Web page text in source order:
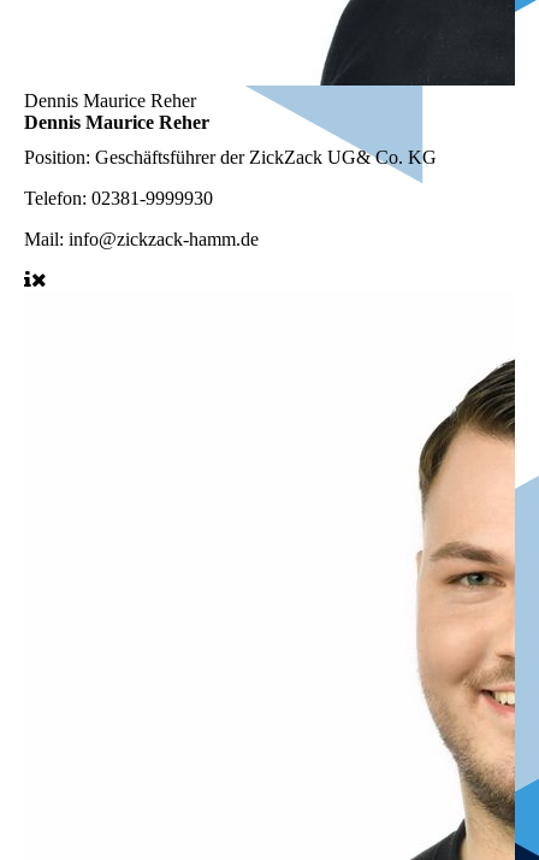
Dennis Maurice Reher
Dennis Maurice Reher
Position: Geschäftsführer der ZickZack UG& Co. KG
Telefon: 02381-9999930
Mail: info@zickzack-hamm.de